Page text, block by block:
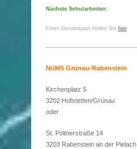
Nächste Schularbeiten:
Einen Gesamtplan finden Sie hier
NöMS Grünau-Rabenstein
Kirchenplatz 5
3202 Hofstetten/Grünau
oder
St. Pöltnerstraße 14
3203 Rabenstein an der Pielach